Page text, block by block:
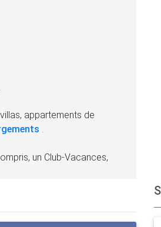
appartements de
un Club-Vacances,